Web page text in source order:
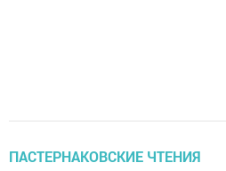
ПАСТЕРНАКОВСКИЕ ЧТЕНИЯ